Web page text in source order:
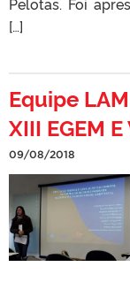
[…]
Equipe
XIII EGEM
09/08/2018